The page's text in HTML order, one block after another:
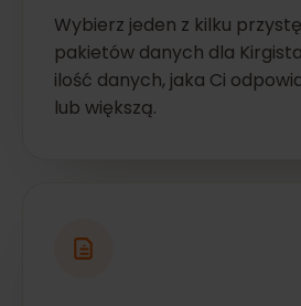
Wybierz jeden z kilku
pakietów danych dla
ilość danych, jaka Ci
lub większą.